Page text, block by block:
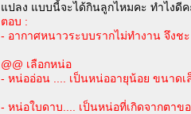
แปลง แบบนี้จะได้กินลูกไหมคะ ทำไงดี
ตอบ :
- อากาศหนาวระบบรากไม่ทำงาน จึงช
@@ เลือกหน่อ
- หน่ออ่อน .... เป็นหน่ออายุน้อย ขนาดเ
- หน่อใบดาบ.... เป็นหน่อที่เกิดจากตา